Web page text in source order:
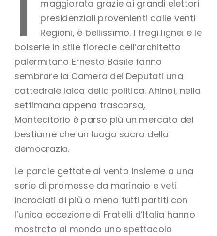
maggiorata grazie ai grandi elettori
presidenziali provenienti dalle venti
Regioni, è bellissimo. I fregi lignei e le
boiserie in stile floreale dell’architetto
palermitano Ernesto Basile fanno
sembrare la Camera dei Deputati una
cattedrale laica della politica. Ahinoi, nella
settimana appena trascorsa,
Montecitorio è parso più un mercato del
bestiame che un luogo sacro della
democrazia.
Le parole gettate al vento insieme a una
serie di promesse da marinaio e veti
incrociati di più o meno tutti partiti con
l’unica eccezione di Fratelli d’Italia hanno
mostrato al mondo uno spettacolo